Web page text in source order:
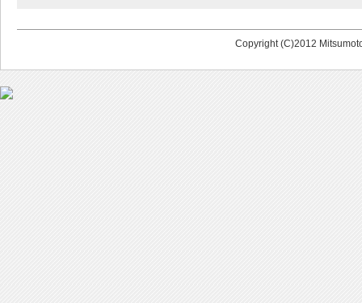
Copyright (C)2012